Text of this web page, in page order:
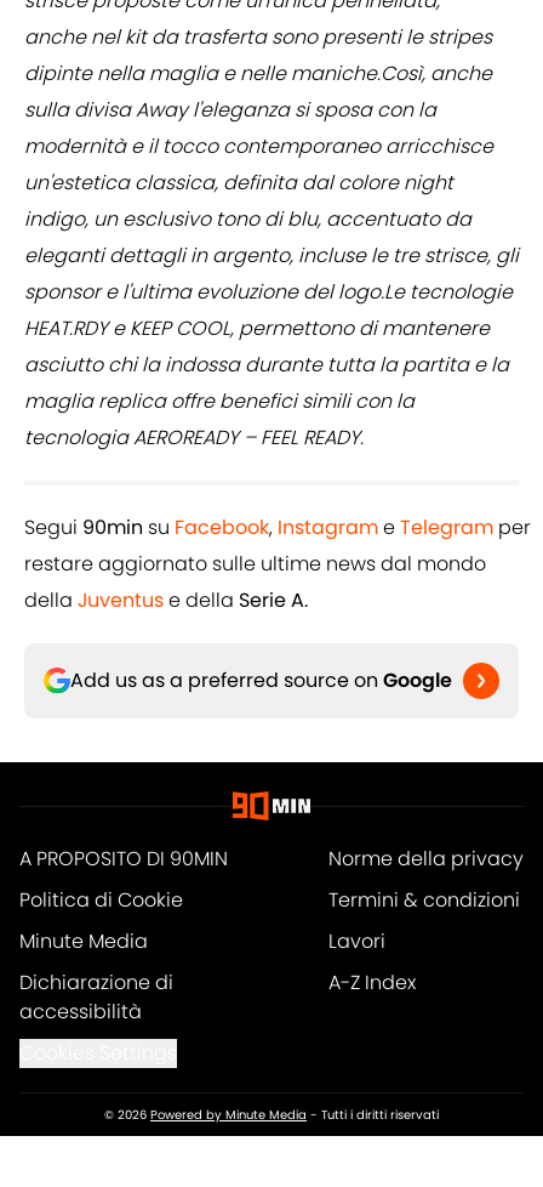
anche nel kit da trasferta sono presenti le stripes
dipinte nella maglia e nelle maniche.Così, anche
sulla divisa Away l'eleganza si sposa con la
modernità e il tocco contemporaneo arricchisce
un'estetica classica, definita dal colore night
indigo, un esclusivo tono di blu, accentuato da
eleganti dettagli in argento, incluse le tre strisce, gli
sponsor e l'ultima evoluzione del logo.Le tecnologie
HEAT.RDY e KEEP COOL, permettono di mantenere
asciutto chi la indossa durante tutta la partita e la
maglia replica offre benefici simili con la
tecnologia AEROREADY – FEEL READY.
Segui 90min su Facebook, InstagrameTelegram per
restare aggiornato sulle ultime news dal mondo
della Juventuse della Serie A.
Add us as a preferred source on Google
A PROPOSITO DI 90MIN
Norme della privacy
Politica di Cookie
Termini & condizioni
Minute Media
Lavori
Dichiarazione di
accessibilità
A-Z Index
© 2026 Powered by Minute Media - Tutti i diritti riservati